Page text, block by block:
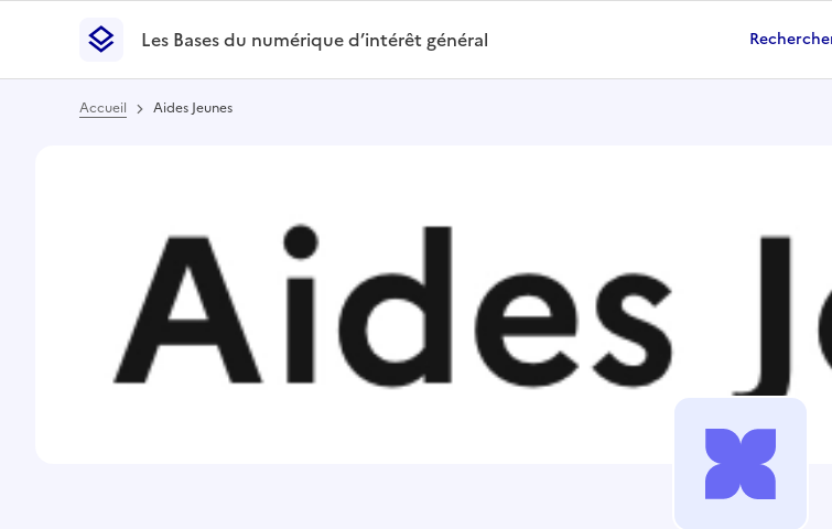
Les Bases du numérique d’intérêt général- Retour à la page d'accueil
Les Bases du numérique d’intérêt général
Accueil Aides Jeunes